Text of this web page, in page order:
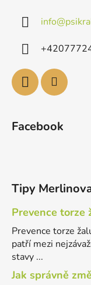
info@
Facebook
Tipy
Prevence torze
Prevence torze
patří mezi
stavy ...
Jak správně